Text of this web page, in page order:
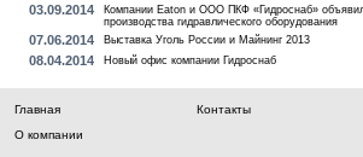
03.09.2014
Компании Eaton и ООО ПКФ «Гидроснаб»
производства гидравлического оборудования
07.06.2014 Выставка Уголь России и Майнинг 2013
08.04.2014 Новый офис компании Гидроснаб
Главная
О компании
Контакты